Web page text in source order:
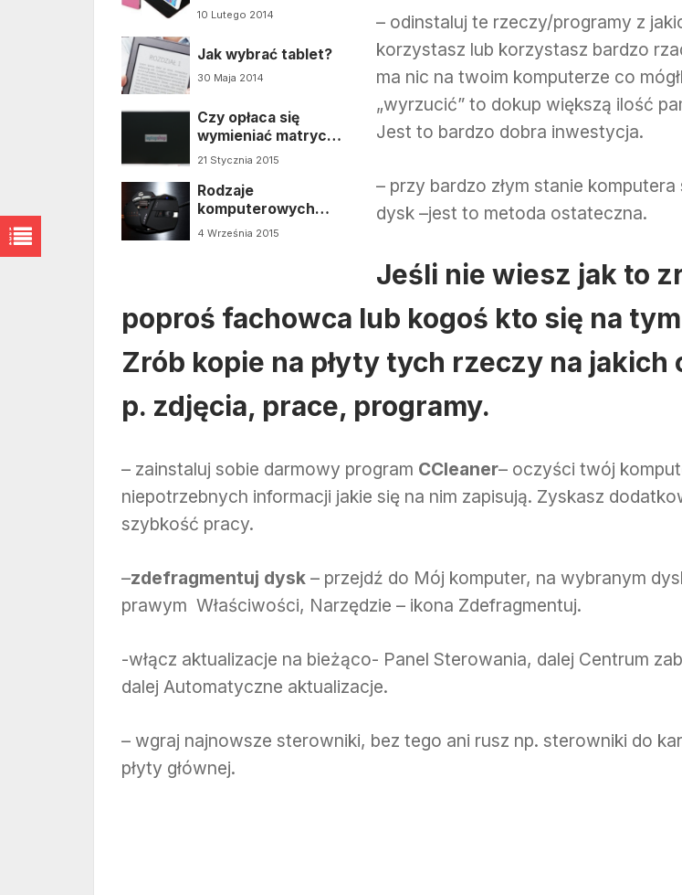
10 Lutego 2014
Jak wybrać tablet?
30 Maja 2014
Czy opłaca się
wymieniać matryce
do laptopów?
21 Stycznia 2015
Rodzaje
komputerowych
gryzoni
4 Września 2015
– odinstaluj te rzeczy/programy z
korzystasz lub korzystasz bardzo
ma nic na twoim komputerze co
„wyrzucić” to dokup większą ilość
Jest to bardzo dobra inwestycja.
– przy bardzo złym stanie
dysk –jest to metoda ostateczna.
Jeśli nie wiesz jak to
poproś fachowca lub kogoś kto się na
Zrób kopie na płyty tych rzeczy na jakich
p. zdjęcia, prace, programy.
– zainstaluj sobie darmowy program CCleaner– oczyści twój
niepotrzebnych informacji jakie się na nim zapisują. Zyskasz
szybkość pracy.
–zdefragmentuj dysk – przejdź do Mój komputer, na wybranym
prawym Właściwości, Narzędzie – ikona Zdefragmentuj.
-włącz aktualizacje na bieżąco- Panel Sterowania, dalej Centrum
dalej Automatyczne aktualizacje.
– wgraj najnowsze sterowniki, bez tego ani rusz np. sterowniki do
płyty głównej.